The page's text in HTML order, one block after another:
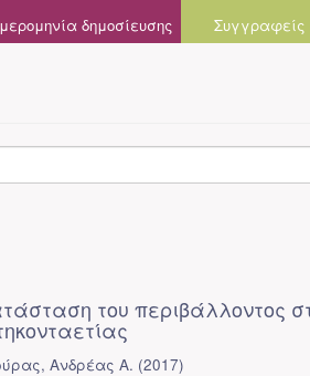
δημοσίευσης Συγγραφείς
του περιβάλλοντος
Ανδρέας Α. (2017)